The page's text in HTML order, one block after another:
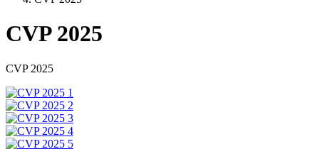
CVP 2025
CVP 2025